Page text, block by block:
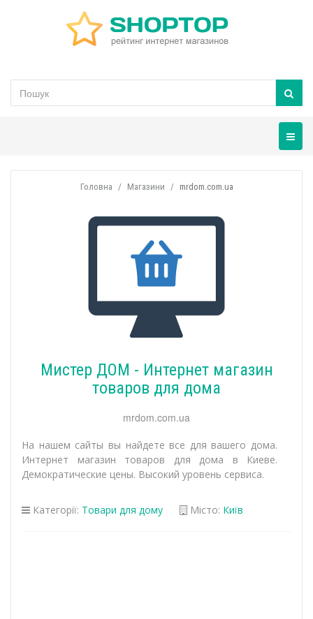
Головна Магазини mrdom.com.ua
Мистер ДОМ - Интернет магазин
товаров для дома
mrdom.com.ua
На нашем сайты вы найдете все для вашего дома.
Интернет магазин товаров для дома в Киеве.
Демократические цены. Высокий уровень сервиса.
Категорії: Товари для дому Місто: Київ